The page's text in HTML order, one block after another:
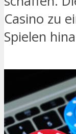
Casino zu
Spielen